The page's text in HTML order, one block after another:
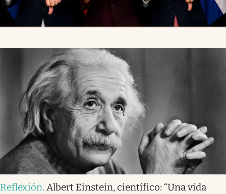
Reflexión. Albert Einstein, científico: “Una vida